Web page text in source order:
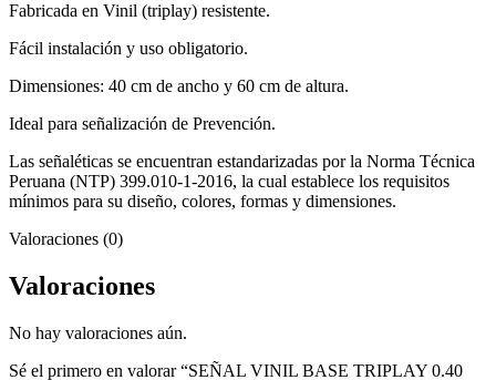
Fabricada en Vinil (triplay) resistente.
Fácil instalación y uso obligatorio.
Dimensiones: 40 cm de ancho y 60 cm de altura.
Ideal para señalización de Prevención.
Las señaléticas se encuentran estandarizadas por la Norma Técnica
Peruana (NTP) 399.010-1-2016, la cual establece los requisitos
mínimos para su diseño, colores, formas y dimensiones.
Valoraciones (0)
Valoraciones
No hay valoraciones aún.
Sé el primero en valorar “SEÑAL VINIL BASE TRIPLAY 0.40